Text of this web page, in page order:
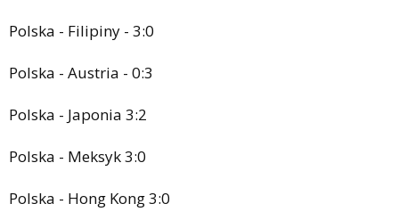
Polska - Filipiny - 3:0
Polska - Austria - 0:3
Polska - Japonia 3:2
Polska - Meksyk 3:0
Polska - Hong Kong 3:0